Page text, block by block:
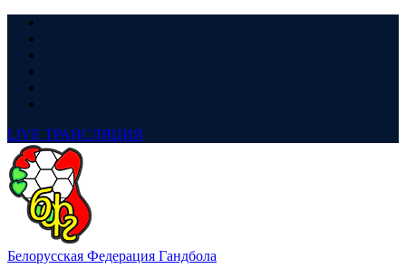
LIVE ТРАНСЛЯЦИЯ
Белорусская Федерация Гандбола